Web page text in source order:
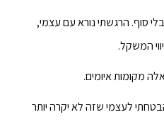
סוף. הרגשתי נורא עם עצמי,
המשקל.
מקומות איומים.
לעצמי שזה לא יקרה יותר